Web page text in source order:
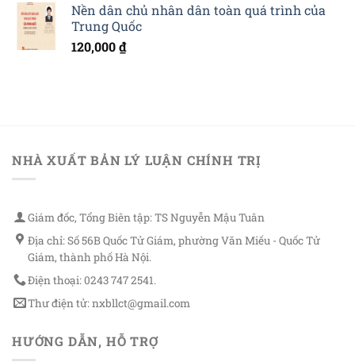
Nền dân chủ nhân dân toàn quá trình của
Trung Quốc
120,000₫
NHÀ XUẤT BẢN LÝ LUẬN CHÍNH TRỊ
Giám đốc, Tổng Biên tập: TS Nguyễn Mậu Tuân
Địa chỉ: Số 56B Quốc Tử Giám, phường Văn Miếu - Quốc Tử
Giám, thành phố Hà Nội.
Điện thoại: 0243 747 2541.
Thư điện tử: nxbllct@gmail.com
HƯỚNG DẪN, HỖ TRỢ